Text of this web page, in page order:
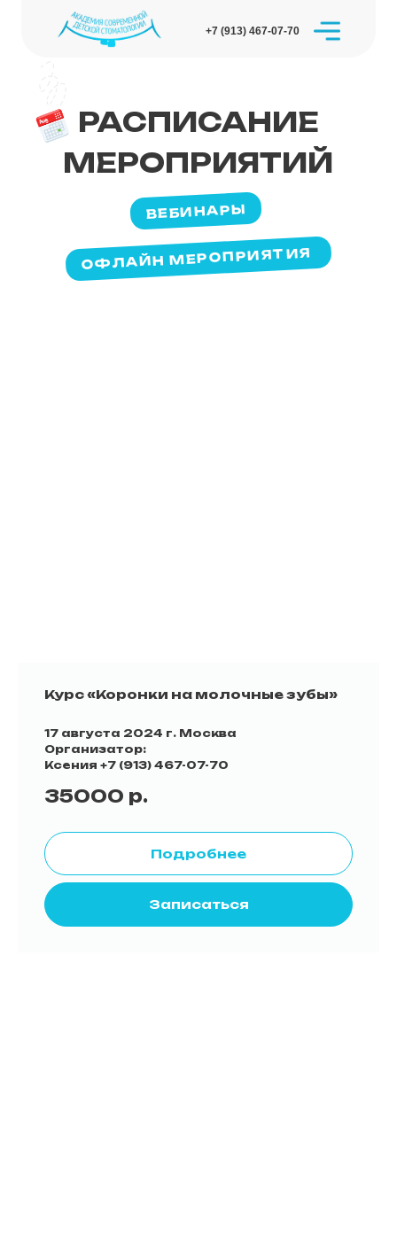
+7 (913) 467-07-70
РАСПИСАНИЕ
МЕРОПРИЯТИЙ
ВЕБИНАРЫ
ОФЛАЙН МЕРОПРИЯТИЯ
Курс «Коронки на молочные зубы»
17 августа 2024 г. Москва
Организатор:
Ксения +7 (913) 467-07-70
35000 р.
Подробнее
Записаться